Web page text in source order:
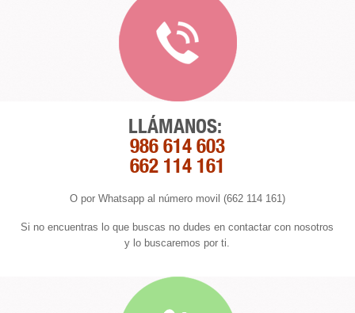
LLÁMANOS:
986 614 603
662 114 161
O por Whatsapp al número movil (662 114 161)
Si no encuentras lo que buscas no dudes en contactar con nosotros
y lo buscaremos por ti.